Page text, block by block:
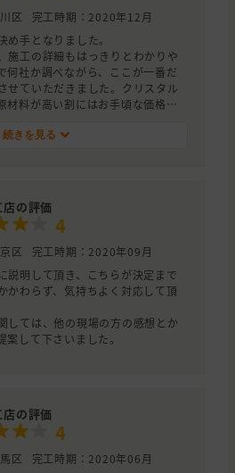
区
完工時期：2020年12月
手となりました。
施工の詳細もはっきりとわかりや
何社か調べながら、ここが一番だ
せていただきました。クリスタル
材料が高い割にはお手頃な価格で
ただいて、ありがとうございまし
続きを見る
の評価
4
区
完工時期：2020年09月
説明して頂き、こちらが決定まで
かわらず、気持ちよく対応して頂
しては、他の現場の方の感想とか
して下さいました。
の評価
4
区
完工時期：2020年06月